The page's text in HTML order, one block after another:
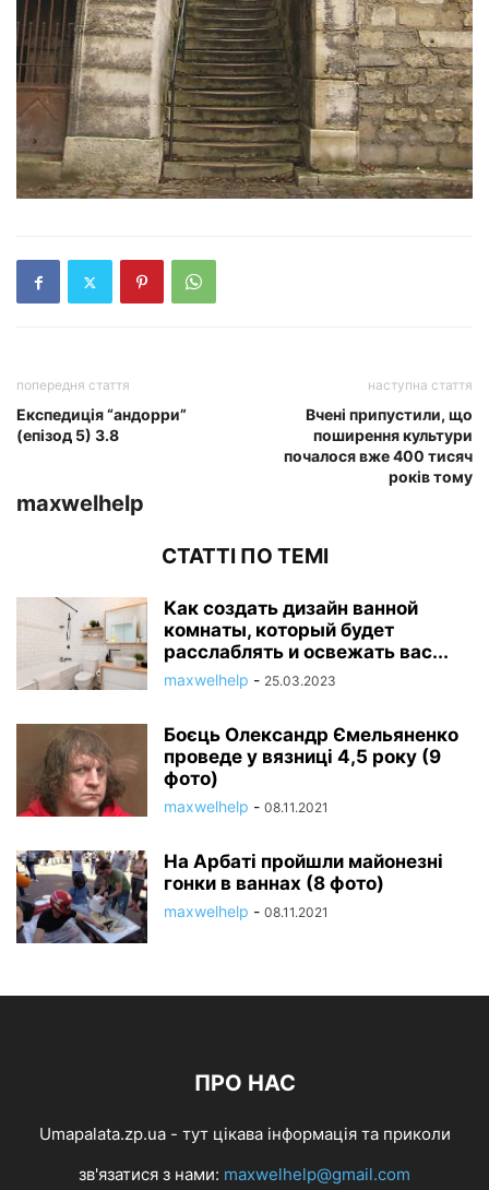
попередня стаття
Експедиція “андорри”
(епізод 5) 3.8
наступна стаття
Вчені припустили, що
поширення культури
почалося вже 400 тисяч
років тому
maxwelhelp
СТАТТІ ПО ТЕМІ
Как создать дизайн ванной
комнаты, который будет
расслаблять и освежать вас...
maxwelhelp - 25.03.2023
Боєць Олександр Ємельяненко
проведе у вязниці 4,5 року (9
фото)
maxwelhelp - 08.11.2021
На Арбаті пройшли майонезні
гонки в ваннах (8 фото)
maxwelhelp - 08.11.2021
ПРО НАС
Umapalata.zp.ua - тут цікава інформація та приколи
зв'язатися з нами: maxwelhelp@gmail.com